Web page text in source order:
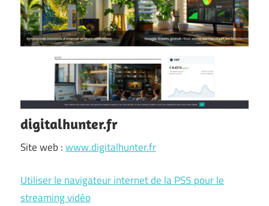
digitalhunter.fr
Site web :www.digitalhunter.fr
Utiliser le navigateur internet de la PS5 pour le
streaming vidéo